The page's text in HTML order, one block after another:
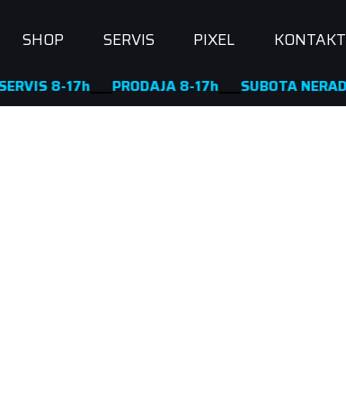
SHOP SERVIS PIXEL KONTAKT
8-17h____PRODAJA 8-17h____SUBOTA NERADNA